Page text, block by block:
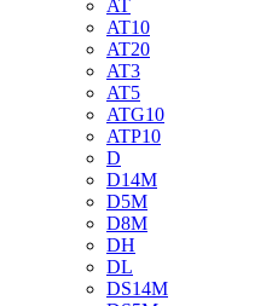
AT
AT10
AT20
AT3
AT5
ATG10
ATP10
D
D14M
D5M
D8M
DH
DL
DS14M